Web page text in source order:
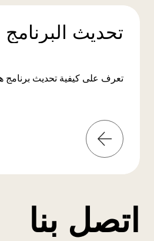
تحديث البرنامج
تعرف على كيفية تحديث برنامج
المزيد
من
المعلومات
اتصل بنا